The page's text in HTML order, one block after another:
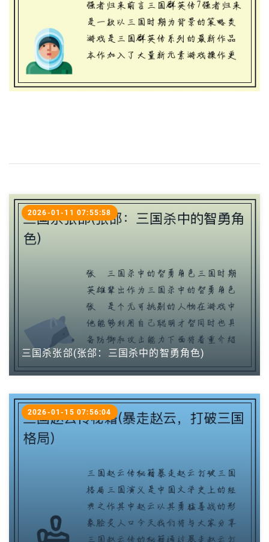
三国杀张郃(张郃：三国杀中的智勇角色)
2026-01-11 07:55:58
2026-01-15 07:56:04